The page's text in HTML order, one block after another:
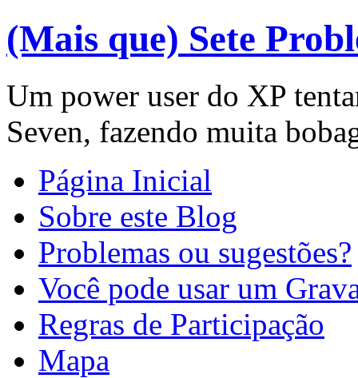
(Mais que) Sete
Um power user do XP
Seven, fazendo muita
Página Inicial
Sobre este Blog
Problemas ou sugestões?
Você pode usar um
Regras de Participação
Mapa